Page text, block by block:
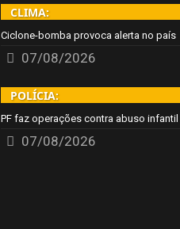
CLIMA:
Ciclone-bomba provoca alerta no país
07/08/2026
POLÍCIA:
PF faz operações contra abuso infantil
07/08/2026